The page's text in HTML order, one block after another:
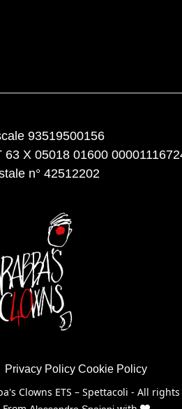
93519500156
63 X 05018 01600
n° 42512202
Privacy Policy Cookie Policy
Clowns ETS – Spettacoli - All